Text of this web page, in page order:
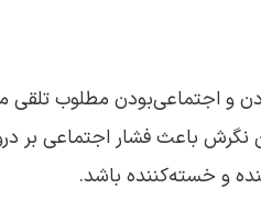
و اجتماعی‌بودن مطلوب
باعث فشار اجتماعی بر
و خسته‌کننده باشد.